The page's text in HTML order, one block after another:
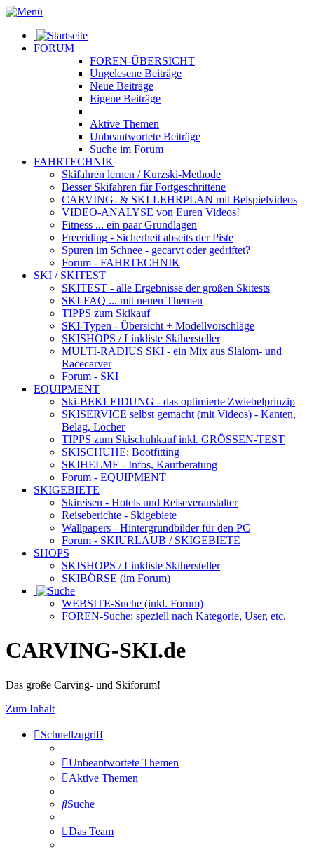
FORUM
FOREN-ÜBERSICHT
Ungelesene Beiträge
Neue Beiträge
Eigene Beiträge
Aktive Themen
Unbeantwortete Beiträge
Suche im Forum
FAHRTECHNIK
Skifahren lernen / Kurzski-Methode
Besser Skifahren für Fortgeschrittene
CARVING- & SKI-LEHRPLAN mit Beispielvideos
VIDEO-ANALYSE von Euren Videos!
Fitness ... ein paar Grundlagen
Freeriding - Sicherheit abseits der Piste
Spuren im Schnee - gecarvt oder gedriftet?
Forum - FAHRTECHNIK
SKI / SKITEST
SKITEST - alle Ergebnisse der großen Skitests
SKI-FAQ ... mit neuen Themen
TIPPS zum Skikauf
SKI-Typen - Übersicht + Modellvorschläge
SKISHOPS / Linkliste Skihersteller
MULTI-RADIUS SKI - ein Mix aus Slalom- und
Racecarver
Forum - SKI
EQUIPMENT
Ski-BEKLEIDUNG - das optimierte Zwiebelprinzip
SKISERVICE selbst gemacht (mit Videos) - Kanten,
Belag, Löcher
TIPPS zum Skischuhkaufinkl. GRÖSSEN-TEST
SKISCHUHE: Bootfitting
SKIHELME - Infos, Kaufberatung
Forum - EQUIPMENT
SKIGEBIETE
Skireisen - Hotels und Reiseveranstalter
Reiseberichte - Skigebiete
Wallpapers - Hintergrundbilder für den PC
Forum - SKIURLAUB / SKIGEBIETE
SHOPS
SKISHOPS / Linkliste Skihersteller
SKIBÖRSE (im Forum)
WEBSITE-Suche (inkl. Forum)
FOREN-Suche: speziell nach Kategorie, User, etc.
CARVING-SKI.de
Das große Carving- und Skiforum!
Zum Inhalt
Schnellzugriff
Unbeantwortete Themen
Aktive Themen
Suche
Das Team